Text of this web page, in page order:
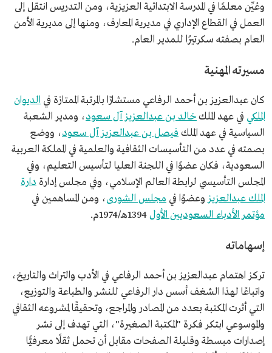
وعُيِّن معلمًا في المدرسة الابتدائية العزيزية، ومن التدريس انتقل إلى
العمل في القطاع الإداري في مديرية المعارف، ومنها إلى مديرية الأمن
العام بصفته سكرتيرًا للمدير العام.
مسيرته المهنية
كان عبدالعزيز بن أحمد الرفاعي مستشارًا بالمرتبة الممتازة في الديوان
الملكي في عهد الملكخالد بن عبدالعزيز آل سعود، ومدير الشعبة
السياسية في عهد الملك فيصل بن عبدالعزيز آل سعود، ووضع
بصمته في عدد من التأسيسات الثقافية والعلمية في المملكة العربية
السعودية، فكان عضوًا في اللجنة العليا لتأسيس التعليم، وفي
المجلس التأسيسي لرابطة العالم الإسلامي، وفي مجلس إدارة دارة
الملك عبدالعزيز وعضوًا في مجلس الشورى، ومن المساهمين في
مؤتمر الأدباء السعوديين الأول
إسهاماته
تركز اهتمام عبدالعزيز بن أحمد الرفاعي في الأدب والتراث والتاريخ،
واتباعًا لهذا الشغف أسس دار الرفاعي للنشر والطباعة والتوزيع،
التي أثرت المكتبة بعدد من المصادر والمراجع، وتحقيقًا لمشروعه الثقافي
والموسوعي ابتكر فكرة "المكتبة الصغيرة"، التي تهدف إلى نشر
إصدارات مبسطة وقليلة الصفحات مقابل أن تحمل ثقلًا معرفيًّا